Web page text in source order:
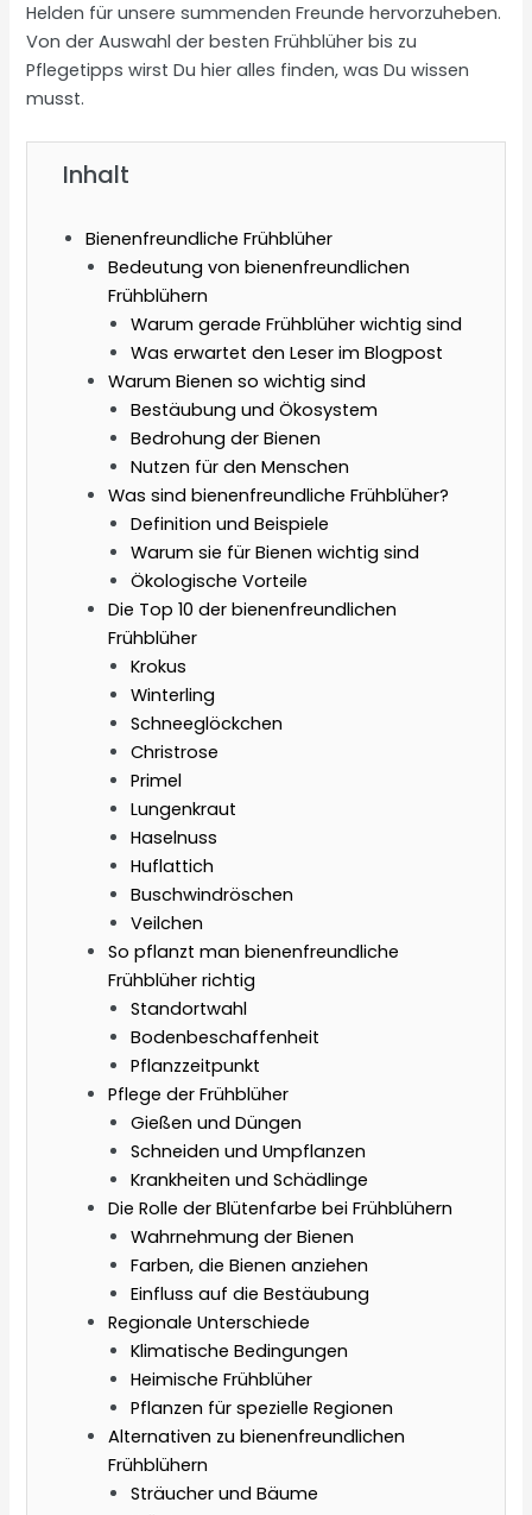
Helden für unsere summenden Freunde hervorzuheben.
Von der Auswahl der besten Frühblüher bis zu
Pflegetipps wirst Du hier alles finden, was Du wissen
musst.
Inhalt
Bienenfreundliche Frühblüher
Bedeutung von bienenfreundlichen
Frühblühern
Warum gerade Frühblüher wichtig sind
Was erwartet den Leser im Blogpost
Warum Bienen so wichtig sind
Bestäubung und Ökosystem
Bedrohung der Bienen
Nutzen für den Menschen
Was sind bienenfreundliche Frühblüher?
Definition und Beispiele
Warum sie für Bienen wichtig sind
Ökologische Vorteile
Die Top 10 der bienenfreundlichen
Frühblüher
Krokus
Winterling
Schneeglöckchen
Christrose
Primel
Lungenkraut
Haselnuss
Huflattich
Buschwindröschen
Veilchen
So pflanzt man bienenfreundliche
Frühblüher richtig
Standortwahl
Bodenbeschaffenheit
Pflanzzeitpunkt
Pflege der Frühblüher
Gießen und Düngen
Schneiden und Umpflanzen
Krankheiten und Schädlinge
Die Rolle der Blütenfarbe bei Frühblühern
Wahrnehmung der Bienen
Farben, die Bienen anziehen
Einfluss auf die Bestäubung
Regionale Unterschiede
Klimatische Bedingungen
Heimische Frühblüher
Pflanzen für spezielle Regionen
Alternativen zu bienenfreundlichen
Frühblühern
Sträucher und Bäume